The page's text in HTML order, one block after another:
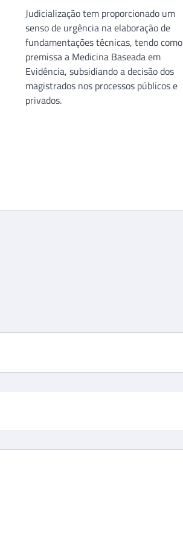
Judicialização tem proporcionado um
senso de urgência na elaboração de
fundamentações técnicas, tendo como
premissa a Medicina Baseada em
Evidência, subsidiando a decisão dos
magistrados nos processos públicos e
privados.